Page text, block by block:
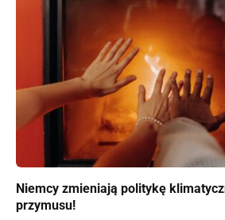
Niemcy zmieniają politykę
przymusu!